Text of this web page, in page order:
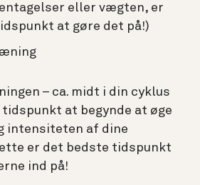
eller vægten, er
at gøre det på!)
– ca. midt i din cyklus
at begynde at øge
intensiteten af dine
er det bedste tidspunkt
ind på!